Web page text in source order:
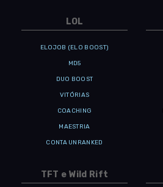
LOL
ELOJOB (ELO BOOST)
MD5
DUO BOOST
VITÓRIAS
COACHING
MAESTRIA
CONTA UNRANKED
TFT e Wild Rift